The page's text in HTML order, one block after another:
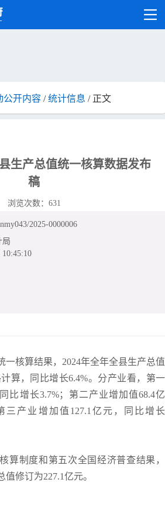
公开内容 /统计信息 / 正文
生产总值统一核算数据发布
稿
浏览次数： 631
2025-0000006
局
10:45:10
一核算结果，2024年全年全县生产总值
算，同比增长6.4%。分产业看，第一
比增长3.7%；第二产业增加值68.4亿
三产业增加值127.1亿元，同比增长
算制度和第五次全国经济普查结果，
修订为227.1亿元。